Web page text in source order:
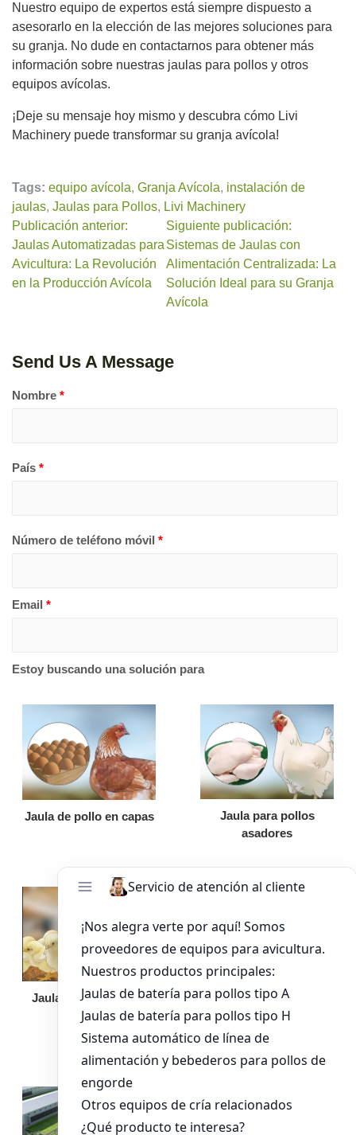
Nuestro equipo de expertos está siempre dispuesto a
asesorarlo en la elección de las mejores soluciones para
su granja. No dude en contactarnos para obtener más
información sobre nuestras jaulas para pollos y otros
equipos avícolas.
¡Deje su mensaje hoy mismo y descubra cómo Livi
Machinery puede transformar su granja avícola!
Tags: equipo avícola, Granja Avícola, instalación de
jaulas, Jaulas para Pollos, Livi Machinery
Publicación anterior:
Jaulas Automatizadas para
Avicultura: La Revolución
en la Producción Avícola
Siguiente publicación:
Sistemas de Jaulas con
Alimentación Centralizada: La
Solución Ideal para su Granja
Avícola
Send Us A Message
Nombre *
País *
Número de teléfono móvil *
Email *
Estoy buscando una solución para
Jaula de pollo en capas
Jaula para pollos
asadores
Jaula de pollo pollita
Bandeja de
alimentación para
pollos de engorde